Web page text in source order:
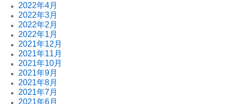
2022年4月
2022年3月
2022年2月
2022年1月
2021年12月
2021年11月
2021年10月
2021年9月
2021年8月
2021年7月
2021年6月